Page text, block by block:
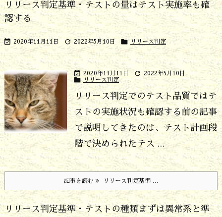
リリース判定基準・テストの量はテスト実施率も確
認する
 2020年11月11日  2022年5月10日  リリース判定
 2020年11月11日  2022年5月10日
 リリース判定
リリース判定でのテスト品質ではテ
ストの実施状況も確認する前の記事
で説明してきたのは、テスト計画段
階で決められたテス ...
記事を読む リリース判定基準 ...
リリース判定基準・テストの種類まずは異常系と準